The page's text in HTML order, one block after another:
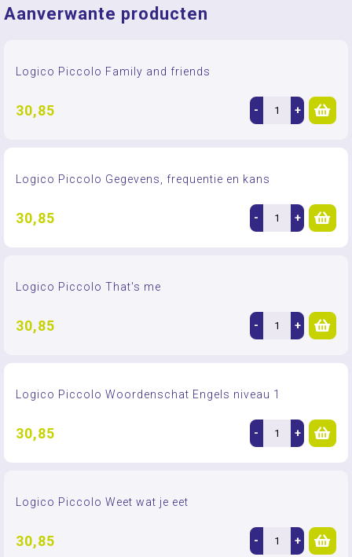
Aanverwante producten
Logico Piccolo Family and friends
30,85 - +
Logico Piccolo Gegevens, frequentie en kans
30,85 - +
Logico Piccolo That's me
30,85 - +
Logico Piccolo Woordenschat Engels niveau 1
30,85 - +
Logico Piccolo Weet wat je eet
30,85 - +